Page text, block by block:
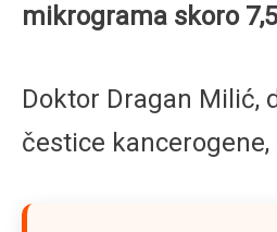
mikrograma skoro
Doktor Dragan Milić,
čestice